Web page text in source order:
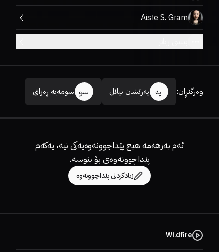
Aiste S. Gram
وەرگێڕان: پە پەرێشان بیلال سو سومەیە ڕەزاق
ئەم بەرهەمە هیچ پێداچوونەوەیەکی نیە، یەکەم
پێداچوونەوەی بۆ بنوسە.
زیادکردنی پێداچوونەوە
Wildfire